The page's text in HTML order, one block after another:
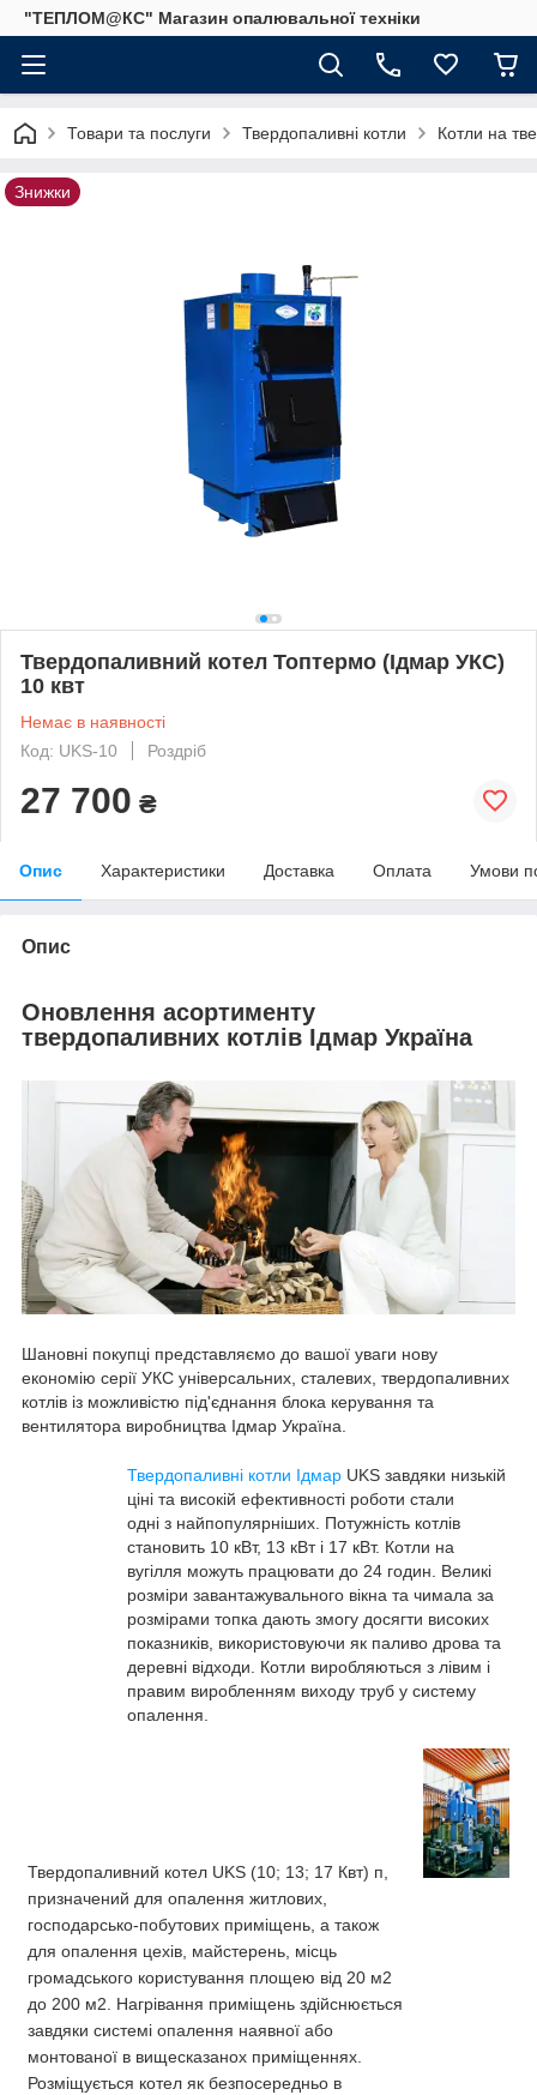
"ТЕПЛОМ@КС" Магазин опалювальної техніки
Товари та послуги Твердопаливні котли Котли на
Знижки
Твердопаливний котел Топтермо (Ідмар УКС)
10 квт
Немає в наявності
Код: UKS-10
Роздріб
27 700 ₴
Опис Характеристики Доставка Оплата Умови
Опис
Оновлення асортименту
твердопаливних котлів Ідмар Україна
Шановні покупці представляємо до вашої уваги нову
економію серії УКС універсальних, сталевих, твердопаливних
котлів із можливістю під'єднання блока керування та
вентилятора виробництва Ідмар Україна.
Твердопаливні котли Ідмар UKS завдяки низькій
ціні та високій ефективності роботи стали
одні з найпопулярніших. Потужність котлів
становить 10 кВт, 13 кВт і 17 кВт. Котли на
вугілля можуть працювати до 24 годин. Великі
розміри завантажувального вікна та чимала за
розмірами топка дають змогу досягти високих
показників, використовуючи як паливо дрова та
деревні відходи. Котли виробляються з лівим і
правим виробленням виходу труб у систему
опалення.
Твердопаливний котел UKS (10; 13; 17 Квт) п
призначений для опалення житлових,
господарсько-побутових приміщень, а також
для опалення цехів, майстерень, місць
громадського користування площею від 20 м2
до 200 м2. Нагрівання приміщень здійснюється
завдяки системі опалення наявної або
монтованої в вищесказанох приміщеннях.
Розміщується котел як безпосередньо в